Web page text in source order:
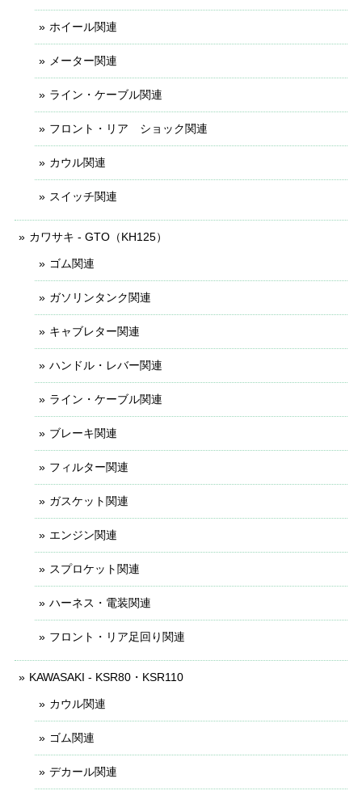
ホイール関連
メーター関連
ライン・ケーブル関連
フロント・リア ショック関連
カウル関連
スイッチ関連
カワサキ - GTO（KH125）
ゴム関連
ガソリンタンク関連
キャブレター関連
ハンドル・レバー関連
ライン・ケーブル関連
ブレーキ関連
フィルター関連
ガスケット関連
エンジン関連
スプロケット関連
ハーネス・電装関連
フロント・リア足回り関連
KAWASAKI - KSR80・KSR110
カウル関連
ゴム関連
デカール関連